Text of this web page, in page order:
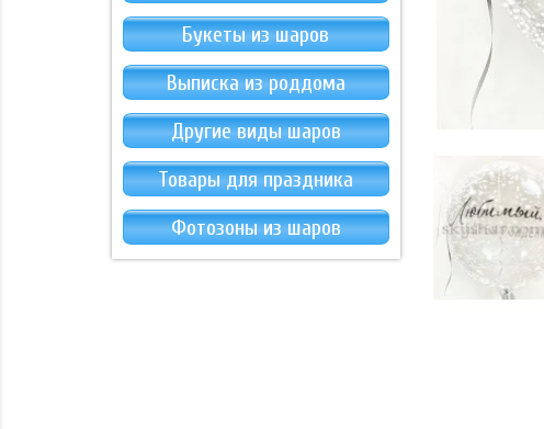
Букеты из шаров
Выписка из роддома
Другие виды шаров
Товары для праздника
Фотозоны из шаров